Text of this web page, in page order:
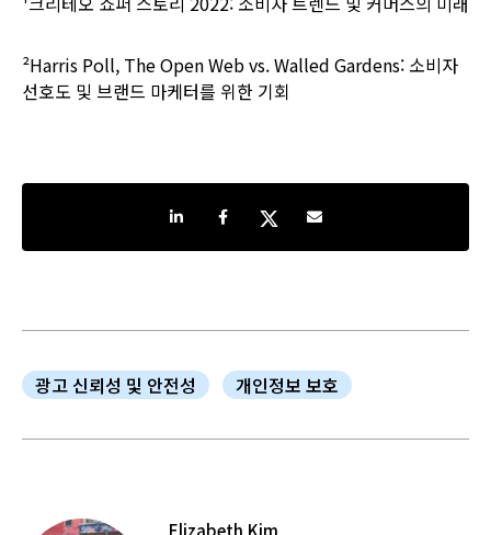
²Harris Poll, The Open Web vs. Walled Gardens: 소비자
선호도 및 브랜드 마케터를 위한 기회
Share on LinkedIn
Share on Facebook
Share on Twitter
Share by e-mail
광고 신뢰성 및 안전성 개인정보 보호
Elizabeth Kim